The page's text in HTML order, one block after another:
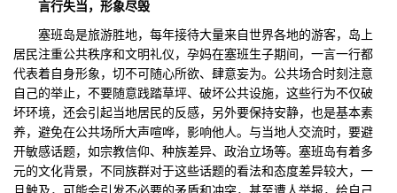
言行失当，形象尽毁
塞班岛是旅游胜地，每年接待大量来自世界各地的游客，岛上
居民注重公共秩序和文明礼仪，孕妈在塞班生子期间，一言一行都
代表着自身形象，切不可随心所欲、肆意妄为。公共场合时刻注意
自己的举止，不要随意践踏草坪、破坏公共设施，这些行为不仅破
坏环境，还会引起当地居民的反感，另外要保持安静，也是基本素
养，避免在公共场所大声喧哗，影响他人。与当地人交流时，要避
开敏感话题，如宗教信仰、种族差异、政治立场等。塞班岛有着多
元的文化背景，不同族群对于这些话题的看法和态度差异较大，一